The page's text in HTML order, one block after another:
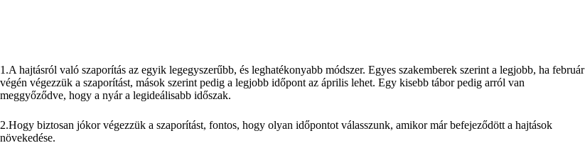
1.A hajtásról való szaporítás az egyik legegyszerűbb, és leghatékonyabb módszer. Egyes szakemberek szerint a legjobb, ha február
végén végezzük a szaporítást, mások szerint pedig a legjobb időpont az április lehet. Egy kisebb tábor pedig arról van
meggyőződve, hogy a nyár a legideálisabb időszak.
2.Hogy biztosan jókor végezzük a szaporítást, fontos, hogy olyan időpontot válasszunk, amikor már befejeződött a hajtások
növekedése.